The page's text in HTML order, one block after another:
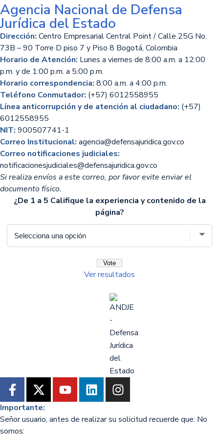
Agencia Nacional de Defensa
Jurídica del Estado
Dirección: Centro Empresarial Central Point / Calle 25G No.
73B – 90 Torre D piso 7 y Piso 8 Bogotá, Colombia
Horario de Atención: Lunes a viernes de 8:00 a.m. a 12:00
p.m. y de 1:00 p.m. a 5:00 p.m.
Horario correspondencia: 8:00 a.m. a 4:00 p.m.
Teléfono Conmutador: (+57) 6012558955
Línea anticorrupción y de atención al ciudadano: (+57)
6012558955
NIT: 900507741-1
Correo Institucional: agencia@defensajuridica.gov.co
Correo notificaciones judiciales:
notificacionesjudiciales@defensajuridica.gov.co
Si realiza envíos a este correo, por favor evite enviar el
documento físico.
¿De 1 a 5 Califique la experiencia y contenido de la
página?
Ver resultados
Importante:
Señor usuario, antes de realizar su solicitud recuerde que: No
somos: